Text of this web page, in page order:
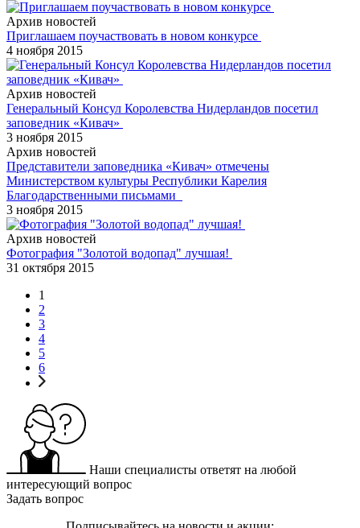
Архив новостей
Приглашаем поучаствовать в новом конкурсе
4 ноября 2015
Архив новостей
Генеральный Консул Королевства Нидерландов посетил
заповедник «Кивач»
3 ноября 2015
Архив новостей
Представители заповедника «Кивач» отмечены
Министерством культуры Республики Карелия
Благодарственными письмами
3 ноября 2015
Архив новостей
Фотография "Золотой водопад" лучшая!
31 октября 2015
1
2
3
4
5
6
Наши специалисты ответят на любой
интересующий вопрос
Задать вопрос